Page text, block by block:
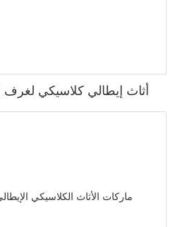
أثاث إيطالي كلاسيكي لغرف